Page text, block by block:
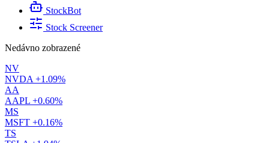
StockBot
Stock Screener
Nedávno zobrazené
NV
NVDA +1.09%
AA
AAPL +0.60%
MS
MSFT +0.16%
TS